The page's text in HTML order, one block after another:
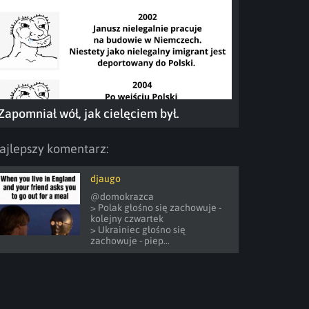
wół, jak cielęciem był.
komentarz:
djaugo
@domokrazca
> Polak głośno się zachowuje -
kolejny czwartek
> Ukrainiec głośno się
zachowuje - piep...